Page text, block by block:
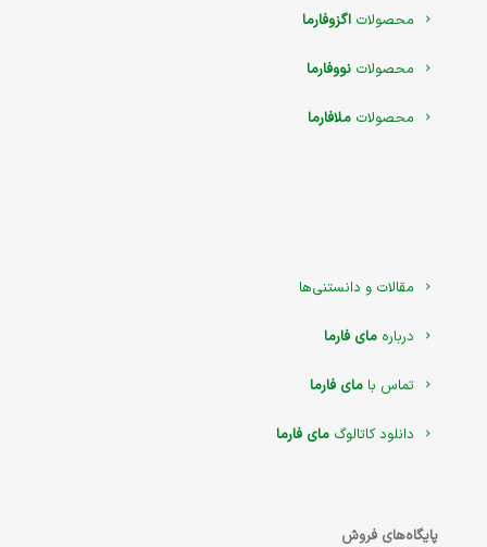
محصولات اگزوفارما
محصولات نووفارما
محصولات ملافارما
مقالات و دانستنی‌ها
درباره مای فارما
تماس با مای فارما
دانلود کاتالوگ مای فارما
پایگاه‌های فروش